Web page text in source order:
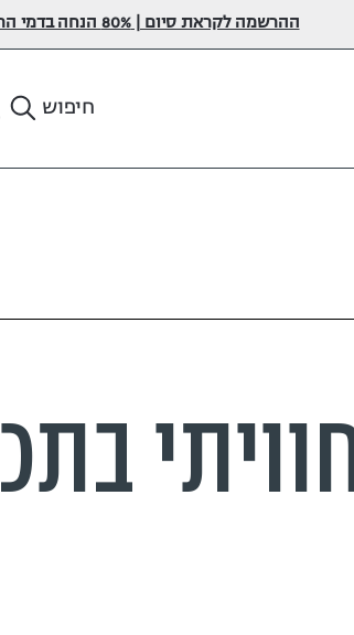
ההרשמה לקראת סיום | 80% הנחה בדמי הרישום
חיפוש